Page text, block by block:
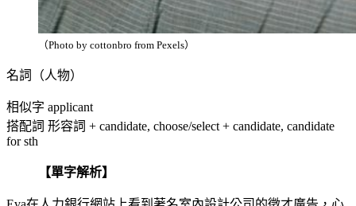
（Photo by cottonbro from Pexels）
名詞（人物）
相似字 applicant
搭配詞 形容詞 + candidate, choose/select + candidate, candidate
for sth
【單字解析】